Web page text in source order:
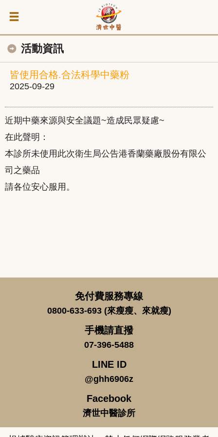
活動資訊
皆使用合格.合法科學中藥粉
2025-09-29
近期中藥來源與安全議題~造成民眾疑慮~
在此聲明：
本診所未使用此次衛生局公告港香蘭藥廠股份有限公
司之藥品
請各位安心服用。
免付費服務專線
0800-633-693 (來瘦瘦、來就瘦)
手機請直撥
07-396-5488
LINE ID
@ghh6906z
Facebook
濟世中醫診所